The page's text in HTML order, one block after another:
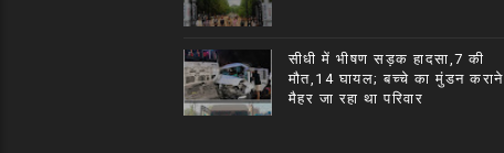
सीधी में भीषण सड़क हादसा,7 की
मौत,14 घायल; बच्चे का मुंडन कराने
मैहर जा रहा था परिवार